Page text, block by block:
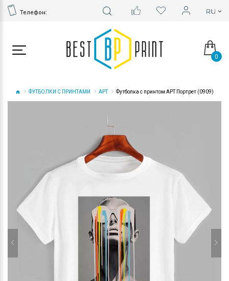
Телефон:
0
ФУТБОЛКИ С ПРИНТАМИ АРТ Футболка с принтом АРТ Портрет (0909)